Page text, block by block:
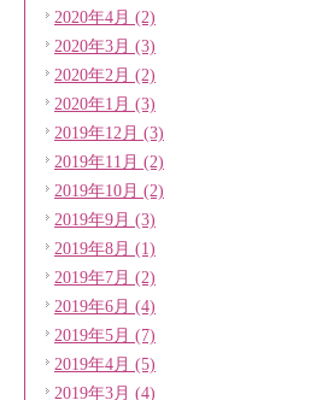
2020年4月 (2)
2020年3月 (3)
2020年2月 (2)
2020年1月 (3)
2019年12月 (3)
2019年11月 (2)
2019年10月 (2)
2019年9月 (3)
2019年8月 (1)
2019年7月 (2)
2019年6月 (4)
2019年5月 (7)
2019年4月 (5)
2019年3月 (4)